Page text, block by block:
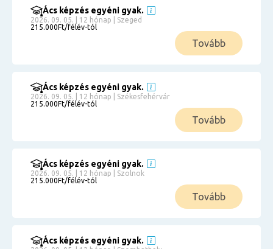
Ács képzés egyéni gyak.
2026. 09. 05. | 12 hónap | Szeged
215.000Ft/félév-tól
Tovább
Ács képzés egyéni gyak.
2026. 09. 05. | 12 hónap | Székesfehérvár
215.000Ft/félév-tól
Tovább
Ács képzés egyéni gyak.
2026. 09. 05. | 12 hónap | Szolnok
215.000Ft/félév-tól
Tovább
Ács képzés egyéni gyak.